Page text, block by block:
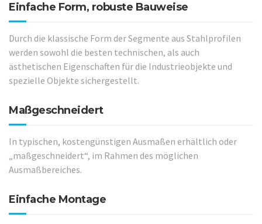
Einfache Form, robuste Bauweise
Durch die klassische Form der Segmente aus Stahlprofilen
werden sowohl die besten technischen, als auch
ästhetischen Eigenschaften für die Industrieobjekte und
spezielle Objekte sichergestellt.
Maßgeschneidert
In typischen, kostengünstigen Ausmaßen erhältlich oder
„maßgeschneidert“, im Rahmen des möglichen
Ausmaßbereiches.
Einfache Montage